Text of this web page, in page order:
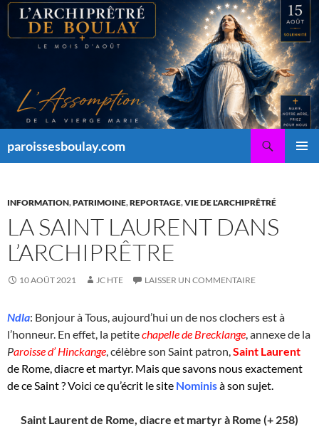
Aller
contenu
paroissesboulay.com
INFORMATION,PATRIMOINE,REPORTAGE,VIE DE L'ARCHIPRÊTRÉ
LA SAINT LAURENT DANS
L’ARCHIPRÊTRE
10 AOÛT 2021 JC HTE LAISSER UN COMMENTAIRE
Ndla: Bonjour à Tous, aujourd’hui un de nos clochers est à
l’honneur. En effet, la petitechapelle de Brecklange, annexe de la
Paroisse d’ Hinckange, célèbre son Saint patron,Saint Laurent
de Rome, diacre et martyr. Mais que savons nous exactement
de ce Saint ? Voici ce qu’écrit le site Nominisà son sujet.
Saint Laurent de Rome, diacre et martyr à Rome (+ 258)